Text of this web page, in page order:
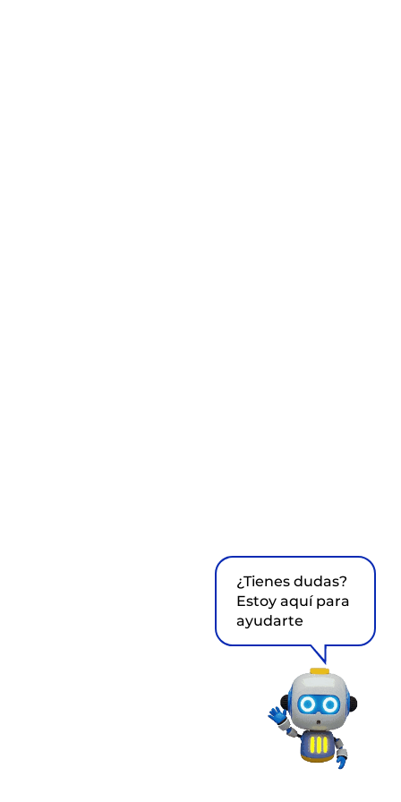
¿Tienes dudas?
Estoy aquí para
ayudarte